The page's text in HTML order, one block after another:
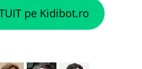
pe Kidibot.ro